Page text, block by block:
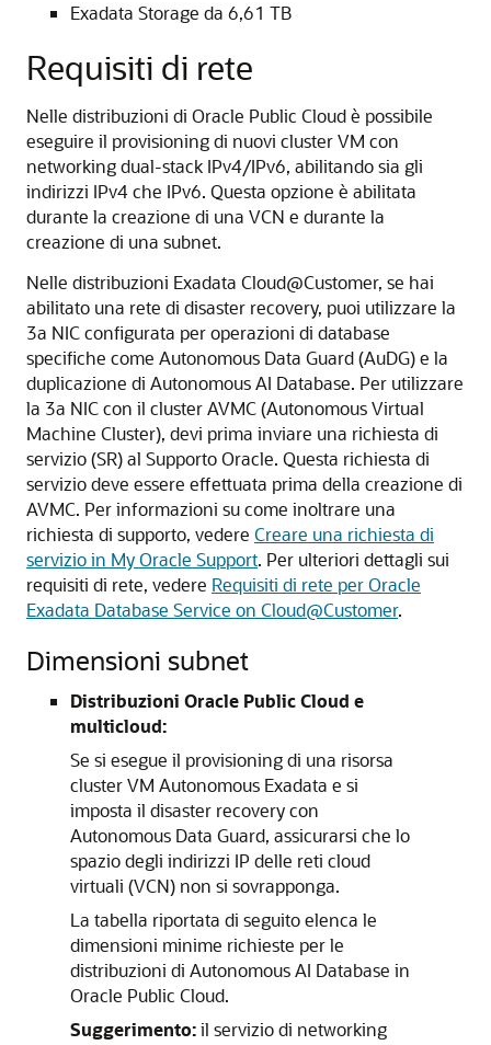
Exadata Storage da 6,61 TB
Requisiti di rete
Nelle distribuzioni di Oracle Public Cloud è possibile
eseguire il provisioning di nuovi cluster VM con
networking dual-stack IPv4/IPv6, abilitando sia gli
indirizzi IPv4 che IPv6. Questa opzione è abilitata
durante la creazione di una VCN e durante la
creazione di una subnet.
Nelle distribuzioni Exadata Cloud@Customer, se hai
abilitato una rete di disaster recovery, puoi utilizzare la
3a NIC configurata per operazioni di database
specifiche come Autonomous Data Guard (AuDG) e la
duplicazione di Autonomous AI Database. Per utilizzare
la 3a NIC con il cluster AVMC (Autonomous Virtual
Machine Cluster), devi prima inviare una richiesta di
servizio (SR) al Supporto Oracle. Questa richiesta di
servizio deve essere effettuata prima della creazione di
AVMC. Per informazioni su come inoltrare una
richiesta di supporto, vedere Creare una richiesta di
servizio in My Oracle Support. Per ulteriori dettagli sui
requisiti di rete, vedere Requisiti di rete per Oracle
Exadata Database Service on Cloud@Customer.
Dimensioni subnet
Distribuzioni Oracle Public Cloud e
multicloud:
Se si esegue il provisioning di una risorsa
cluster VM Autonomous Exadata e si
imposta il disaster recovery con
Autonomous Data Guard, assicurarsi che lo
spazio degli indirizzi IP delle reti cloud
virtuali (VCN) non si sovrapponga.
La tabella riportata di seguito elenca le
dimensioni minime richieste per le
distribuzioni di Autonomous AI Database in
Oracle Public Cloud.
Suggerimento:il servizio di networking